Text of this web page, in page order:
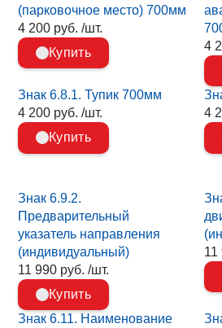
(парковочное место) 700мм
4 200 руб. /шт.
Купить
4
Знак 6.8.1. Тупик 700мм
4 200 руб. /шт.
Купить
4
Знак 6.9.2.
Предварительный
указатель направления
(индивидуальный)
11 990 руб. /шт.
Купить
11
Знак 6.11. Наименование